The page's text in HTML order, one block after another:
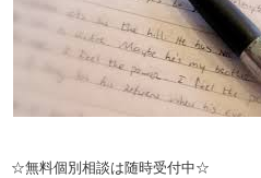
☆無料個別相談は随時受付中☆